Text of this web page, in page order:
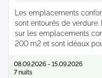
Les emplacements
sont entourés de
sur les emplacements
200 m2 et sont idéaux
08.09.2026 - 15.09.2026
7 nuits